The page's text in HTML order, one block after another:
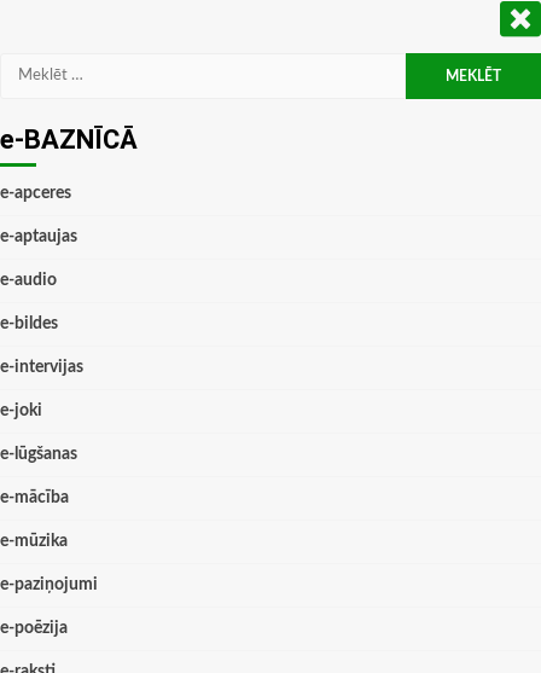
Meklēt:
e-BAZNĪCĀ
e-apceres
e-aptaujas
e-audio
e-bildes
e-intervijas
e-joki
e-lūgšanas
e-mācība
e-mūzika
e-paziņojumi
e-poēzija